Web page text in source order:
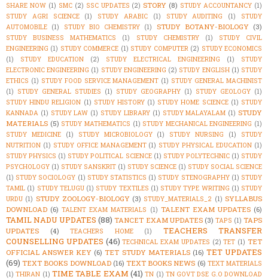
SHARE NOW (1) SMC (2) SSC UPDATES (2) STORY (8) STUDY ACCOUNTANCY (1)
STUDY AGRI SCIENCE
(1) STUDY ARABIC (1) STUDY AUDITING (1)
STUDY
AUTOMOBILE (1) STUDY BIO CHEMISTRY (1) STUDY BOTANY-BIOLOGY (3)
STUDY BUSINESS MATHEMATICS (1) STUDY CHEMISTRY (1)
STUDY CIVIL
ENGINEERING (1) STUDY COMMERCE (1) STUDY COMPUTER (2) STUDY ECONOMICS
(1)
STUDY EDUCATION (2) STUDY ELECTRICAL ENGINEERING (1)
STUDY
ELECTRONIC ENGINEERING (1) STUDY ENGINEERING (2) STUDY ENGLISH (1) STUDY
ETHICS (1) STUDY FOOD SERVICE MANAGEMENT (1) STUDY GENERAL MACHINIST
(1) STUDY GENERAL STUDIES (1) STUDY GEOGRAPHY (1) STUDY GEOLOGY (1)
STUDY HINDU RELIGION (1) STUDY HISTORY (1) STUDY HOME SCIENCE (1) STUDY
KANNADA (1) STUDY LAW (1) STUDY LIBRARY (1) STUDY MALAYALAM (1) STUDY
MATERIALS (5) STUDY MATHEMATICS (1) STUDY MECHANICAL ENGINEERING (1)
STUDY MEDICINE
(1) STUDY MICROBIOLOGY (1) STUDY NURSING (1)
STUDY
NUTRITION (1) STUDY OFFICE MANAGEMENT (1) STUDY PHYSICAL EDUCATION (1)
STUDY PHYSICS (1) STUDY POLITICAL SCIENCE (1) STUDY POLYTECHNIC (1) STUDY
PSYCHOLOGY (1) STUDY SANSKRIT (1) STUDY SCIENCE (1) STUDY SOCIAL SCIENCE
(1) STUDY SOCIOLOGY (1) STUDY STATISTICS (1) STUDY STENOGRAPHY (1) STUDY
TAMIL (1) STUDY TELUGU (1) STUDY TEXTILES (1) STUDY TYPE WRITING (1) STUDY
URDU (1) STUDY ZOOLOGY-BIOLOGY (3) STUDY_MATERIALS_2 (1) SYLLABUS
DOWNLOAD (6) TALENT EXAM MATERIALS (1) TALENT EXAM UPDATES (6)
TAMIL NADU UPDATES (88) TANCET EXAM UPDATES (3) TAPS (1) TAPS
UPDATES
(4) TEACHERS HOME (1)
TEACHERS TRANSFER
COUNSELLING UPDATES (46) TECHNICAL EXAM UPDATES (2) TET (1) TET
OFFICIAL ANSWER KEY (6) TET STUDY MATERIALS (16) TET UPDATES
(69) TEXT BOOKS DOWNLOAD (16) TEXT BOOKS NEWS (6) TEXT MATERIALS
(1) THIRAN (1) TIME TABLE EXAM (41) TN (1) TN GOVT DSE G.O DOWNLOAD